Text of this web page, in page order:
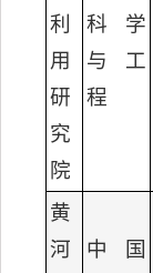
利
用
研
究
院
科学
与工
程
黄
河
中国